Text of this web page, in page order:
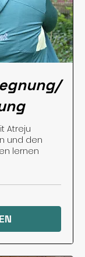
Atreju
und den
lernen